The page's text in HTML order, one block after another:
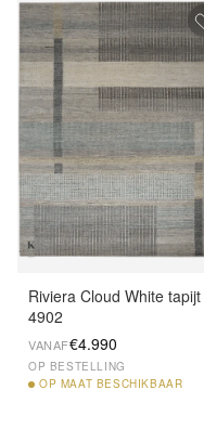
Riviera Cloud White tapijt
4902
VANAF€4.990
OP BESTELLING
OP MAAT BESCHIKBAAR